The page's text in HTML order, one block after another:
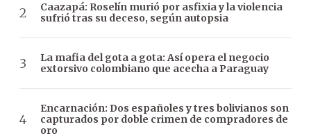
Caazapá: Roselín murió por asfixia y la violencia
sufrió tras su deceso, según autopsia
La mafia del gota a gota: Así opera el negocio
extorsivo colombiano que acecha a Paraguay
Encarnación: Dos españoles y tres bolivianos son
capturados por doble crimen de compradores de
oro